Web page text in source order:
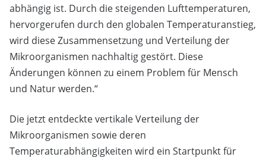
abhängig ist. Durch die steigenden Lufttemperaturen,
hervorgerufen durch den globalen Temperaturanstieg,
wird diese Zusammensetzung und Verteilung der
Mikroorganismen nachhaltig gestört. Diese
Änderungen können zu einem Problem für Mensch
und Natur werden.“
Die jetzt entdeckte vertikale Verteilung der
Mikroorganismen sowie deren
Temperaturabhängigkeiten wird ein Startpunkt für